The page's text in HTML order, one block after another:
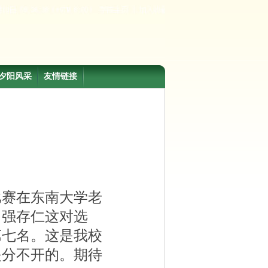
阳风采 友情链接
在东南大学老
存仁这对选
名。这是我校
不开的。期待